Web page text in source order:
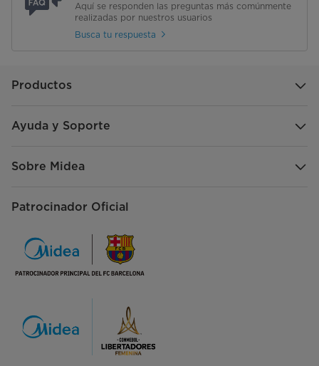
Aquí se responden las preguntas más comúnmente
realizadas por nuestros usuarios
Busca tu respuesta
Productos
Ayuda y Soporte
Sobre Midea
Patrocinador Oficial